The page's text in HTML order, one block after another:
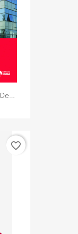
favorite_border